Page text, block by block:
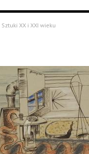
XX i XXI wieku